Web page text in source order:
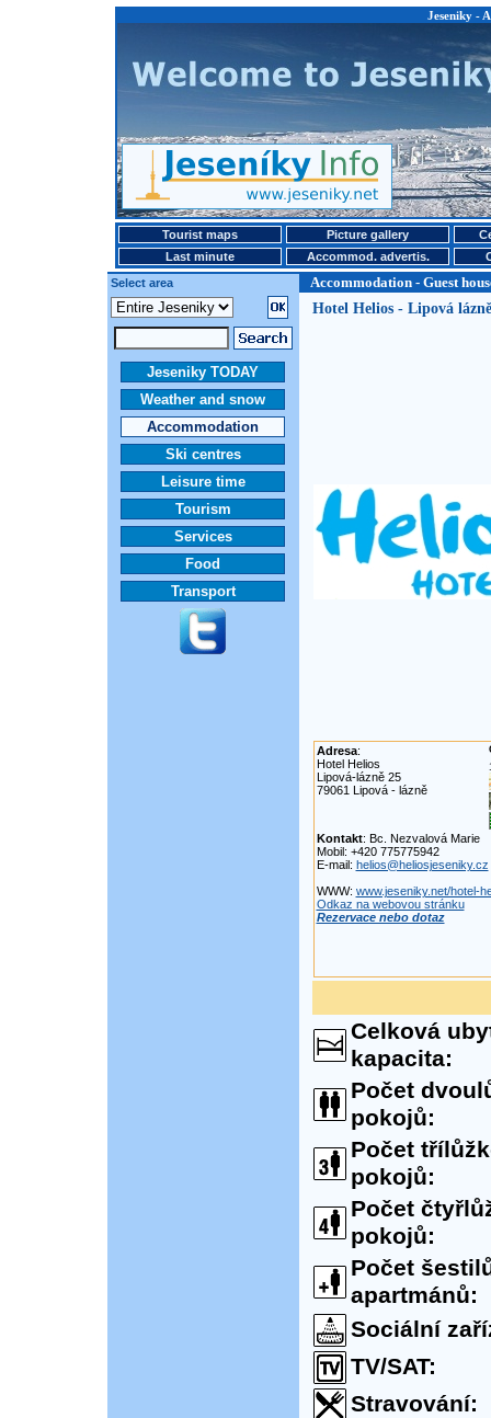
Jeseniky -
Tourist maps Picture gallery
Last minute
Accommod. advertis.
Select area
Accommodation - Guest
Jeseniky TODAY
Weather and snow
Accommodation
Ski centres
Leisure time
Tourism
Services
Food
Transport
Hotel Helios - Lipová lázně
Adresa:
Hotel Helios
Lipová-lázně 25
79061 Lipová - lázně
Kontakt: Bc. Nezvalová Marie
Mobil: +420 775775942
E-mail: helios@heliosjeseniky.cz
WWW: www.jeseniky.net/hotel-
Odkaz na webovou stránku
Rezervace nebo dotaz
Celková
kapacita:
Počet
pokojů:
Počet
pokojů:
Počet
pokojů:
Počet
apartmánů:
Sociální
TV/SAT:
Stravování: